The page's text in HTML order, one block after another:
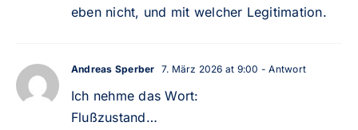
eben nicht, und mit welcher Legitimation.
Andreas Sperber 7. März 2026 at 9:00 - Antwort
Ich nehme das Wort:
Flußzustand…